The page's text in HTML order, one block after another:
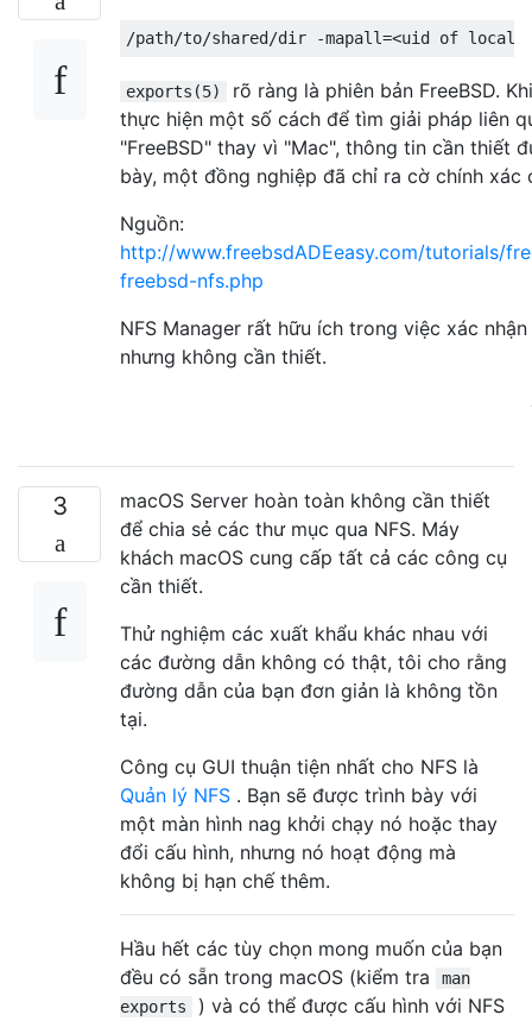
exports(5)
rõ ràng là phiên bản FreeBSD.
thực hiện một số cách để tìm giải pháp liên
"FreeBSD" thay vì "Mac", thông tin cần thiết
bày, một đồng nghiệp đã chỉ ra cờ chính xác
Nguồn:
http://www.freebsdADEeasy.com/tutorials/
freebsd-nfs.php
NFS Manager rất hữu ích trong việc xác
nhưng không cần thiết.
3
macOS Server hoàn toàn không cần thiết
để chia sẻ các thư mục qua NFS. Máy
khách macOS cung cấp tất cả các công cụ
cần thiết.
Thử nghiệm các xuất khẩu khác nhau với
các đường dẫn không có thật, tôi cho rằng
đường dẫn của bạn đơn giản là không tồn
tại.
Công cụ GUI thuận tiện nhất cho NFS là
Quản lý NFS . Bạn sẽ được trình bày với
một màn hình nag khởi chạy nó hoặc thay
đổi cấu hình, nhưng nó hoạt động mà
không bị hạn chế thêm.
Hầu hết các tùy chọn mong muốn của bạn
đều có sẵn trong macOS (kiểm tra
man
exports
) và có thể được cấu hình với NFS